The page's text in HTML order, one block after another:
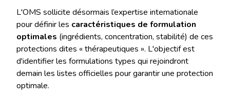
L'OMS sollicite désormais l’expertise internationale
pour définir les caractéristiques de formulation
optimales (ingrédients, concentration, stabilité) de ces
protections dites « thérapeutiques ». L'objectif est
d'identifier les formulations types qui rejoindront
demain les listes officielles pour garantir une protection
optimale.